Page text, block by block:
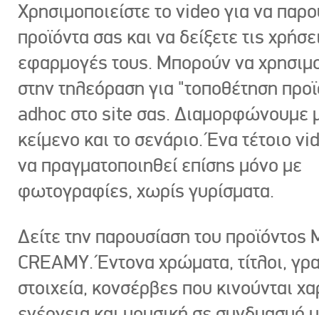
Χρησιμοποιείστε το video για να
προϊόντα σας και να δείξετε τις
εφαρμογές τους. Μπορούν να
στην τηλεόραση για "τοποθέτηση
adhoc στο site σας. Διαμορφώνουμε
κείμενο και το σενάριο. Ένα τέτοιο
να πραγματοποιηθεί επίσης μόνο με
φωτογραφίες, χωρίς γυρίσματα.
Δείτε την παρουσίαση του προϊόντος
CREAMY. Έντονα χρώματα, τίτλοι,
στοιχεία, κονσέρβες που κινούνται